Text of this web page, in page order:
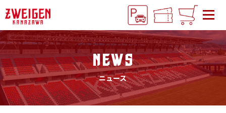
NEWS
ニュース